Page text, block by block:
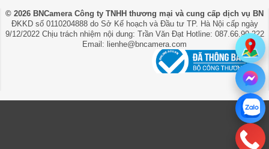
© 2026 BNCamera Công ty TNHH thương mại và cung cấp dịch vụ BN
ĐKKD số 0110204888 do Sở Kế hoạch và Đầu tư TP. Hà Nội cấp ngày
9/12/2022 Chịu trách nhiệm nội dung: Trần Văn Đạt Hotline: 087.66.99.222
Email: lienhe@bncamera.com